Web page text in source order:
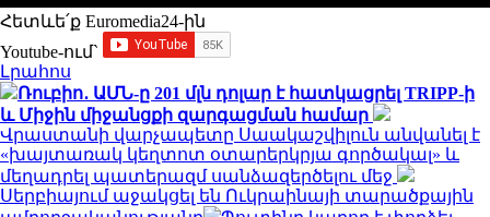
Հետևե՛ք Euromedia24-ին
Youtube-ում`
Լրահոս
Ռուբիո․ ԱՄՆ-ը 201 մլն դոլար է հատկացրել TRIPP-ի
և Միջին միջանցքի զարգացման համար
Վրաստանի վարչապետը Սաակաշվիլուն անվանել է
«խայտառակ կեղտոտ օտարերկրյա գործակալ» և
մեղադրել պատերազմ սանձազերծելու մեջ
Սերբիայում աջակցել են Ուկրաինայի տարածքային